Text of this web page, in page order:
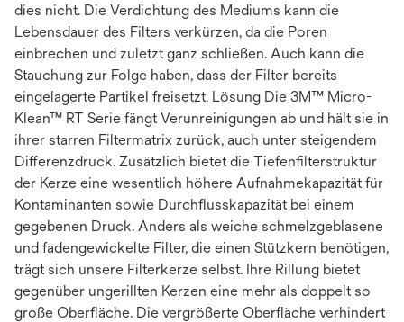
dies nicht. Die Verdichtung des Mediums kann die
Lebensdauer des Filters verkürzen, da die Poren
einbrechen und zuletzt ganz schließen. Auch kann die
Stauchung zur Folge haben, dass der Filter bereits
eingelagerte Partikel freisetzt. Lösung Die 3M™ Micro-
Klean™ RT Serie fängt Verunreinigungen ab und hält sie in
ihrer starren Filtermatrix zurück, auch unter steigendem
Differenzdruck. Zusätzlich bietet die Tiefenfilterstruktur
der Kerze eine wesentlich höhere Aufnahmekapazität für
Kontaminanten sowie Durchflusskapazität bei einem
gegebenen Druck. Anders als weiche schmelzgeblasene
und fadengewickelte Filter, die einen Stützkern benötigen,
trägt sich unsere Filterkerze selbst. Ihre Rillung bietet
gegenüber ungerillten Kerzen eine mehr als doppelt so
große Oberfläche. Die vergrößerte Oberfläche verhindert